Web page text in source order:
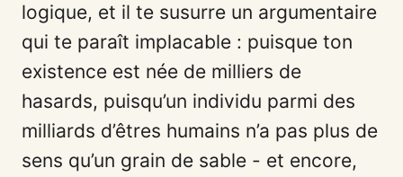
logique, et il te susurre un argumentaire
qui te paraît implacable : puisque ton
existence est née de milliers de
hasards, puisqu’un individu parmi des
milliards d’êtres humains n’a pas plus de
sens qu’un grain de sable - et encore,